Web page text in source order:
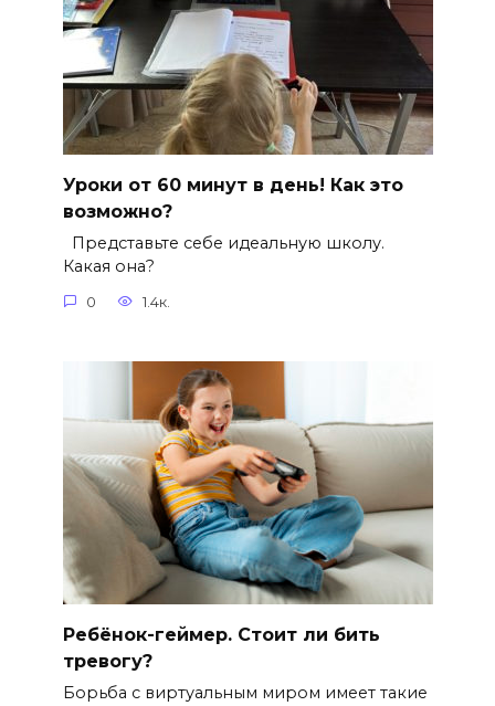
Уроки от 60 минут в день! Как это
возможно?
Представьте себе идеальную школу.
Какая она?
0 1.4к.
Ребёнок-геймер. Стоит ли бить
тревогу?
Борьба с виртуальным миром имеет такие